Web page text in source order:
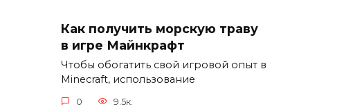
Как получить морскую траву
в игре Майнкрафт
Чтобы обогатить свой игровой опыт в
Minecraft, использование
0 9.5к.